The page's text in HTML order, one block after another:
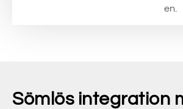
en.
Sömlös integration